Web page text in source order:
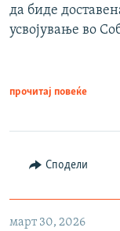
да биде
усвојување во
прочитај повеќе
Сподели
март 30, 2026